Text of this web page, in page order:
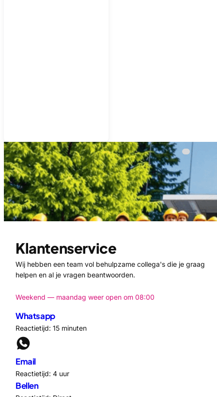
Klantenservice
Wij hebben een team vol behulpzame collega's die je graag
helpen en al je vragen beantwoorden.
Weekend — maandag weer open om 08:00
Whatsapp
Reactietijd: 15 minuten
Email
Reactietijd: 4 uur
Bellen